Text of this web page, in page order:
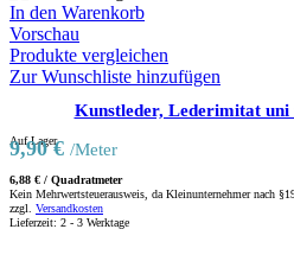
In den Warenkorb
Vorschau
Produkte vergleichen
Zur Wunschliste hinzufügen
Kunstleder, Lederimitat
Auf Lager
9,90€ /Meter
6,88 € / Quadratmeter
Kein Mehrwertsteuerausweis, da Kleinunternehmer nach
zzgl. Versandkosten
Lieferzeit: 2 - 3 Werktage